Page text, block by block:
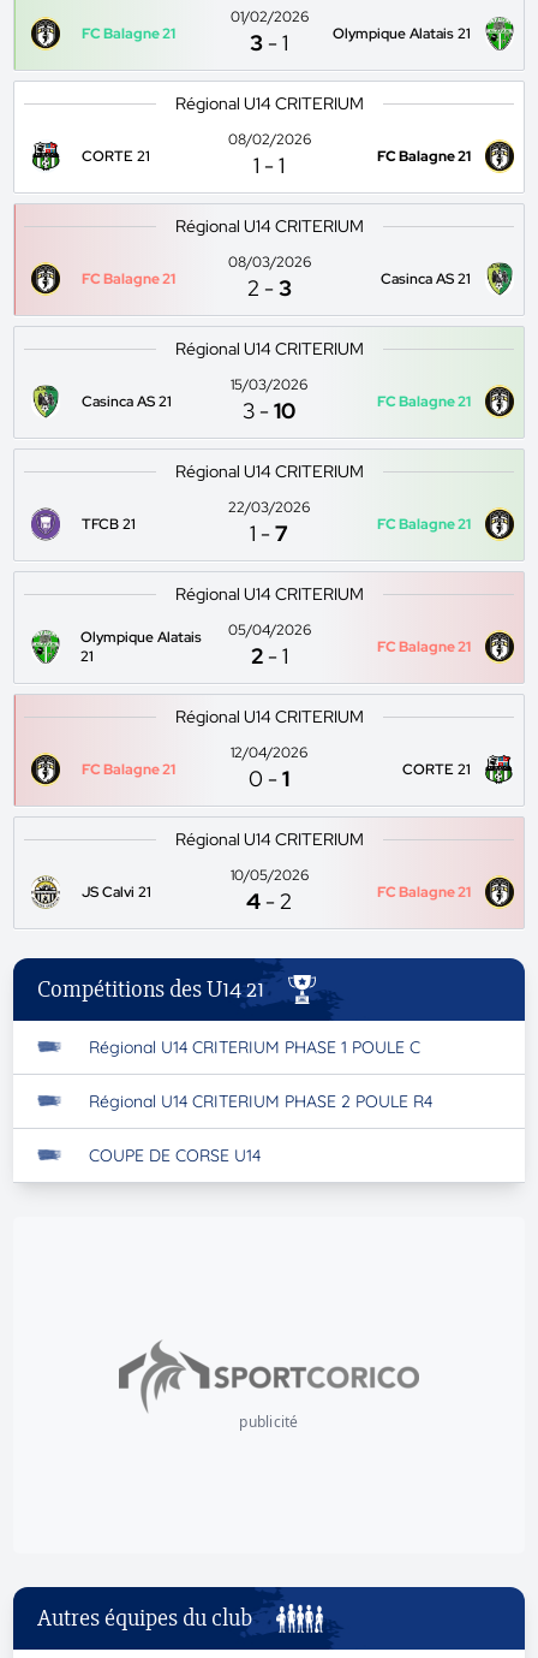
FC Balagne 21
01/02/2026
3 -1 Olympique Alatais 21
Régional U14 CRITERIUM
CORTE 21
08/02/2026
1 -1 FC Balagne 21
Régional U14 CRITERIUM
FC Balagne 21
08/03/2026
2 -3 Casinca AS 21
Régional U14 CRITERIUM
Casinca AS 21
15/03/2026
3 -10 FC Balagne 21
Régional U14 CRITERIUM
TFCB 21
22/03/2026
1 -7 FC Balagne 21
Régional U14 CRITERIUM
Olympique Alatais
21
05/04/2026
2 -1 FC Balagne 21
Régional U14 CRITERIUM
FC Balagne 21
12/04/2026
0 -1 CORTE 21
Régional U14 CRITERIUM
JS Calvi 21
10/05/2026
4 -2 FC Balagne 21
Compétitions des U14 21
Régional U14 CRITERIUM PHASE 1 POULE C
Régional U14 CRITERIUM PHASE 2 POULE R4
COUPE DE CORSE U14
publicité
Autres équipes du club